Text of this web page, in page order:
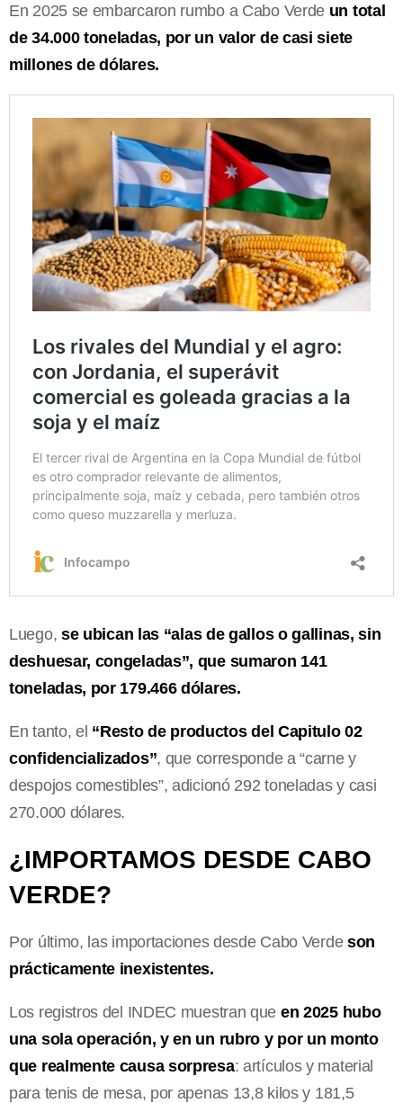
En 2025 se embarcaron rumbo a Cabo Verde un total
de 34.000 toneladas, por un valor de casi siete
millones de dólares.
Luego, se ubican las “alas de gallos o gallinas, sin
deshuesar, congeladas”, que sumaron 141
toneladas, por 179.466 dólares.
En tanto, el “Resto de productos del Capitulo 02
confidencializados”, que corresponde a “carne y
despojos comestibles”, adicionó 292 toneladas y casi
270.000 dólares.
¿IMPORTAMOS DESDE CABO
VERDE?
Por último, las importaciones desde Cabo Verde son
prácticamente inexistentes.
Los registros del INDEC muestran que en 2025 hubo
una sola operación, y en un rubro y por un monto
que realmente causa sorpresa: artículos y material
para tenis de mesa, por apenas 13,8 kilos y 181,5